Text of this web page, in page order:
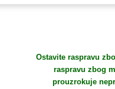
Ostavite raspravu
raspravu zbog
prouzrokuje